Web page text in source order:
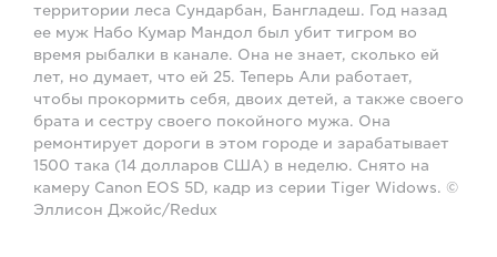
территории леса Сундарбан, Бангладеш. Год назад
ее муж Набо Кумар Мандол был убит тигром во
время рыбалки в канале. Она не знает, сколько ей
лет, но думает, что ей 25. Теперь Али работает,
чтобы прокормить себя, двоих детей, а также своего
брата и сестру своего покойного мужа. Она
ремонтирует дороги в этом городе и зарабатывает
1500 така (14 долларов США) в неделю. Снято на
камеру Canon EOS 5D, кадр из серии Tiger Widows. ©
Эллисон Джойс/Redux